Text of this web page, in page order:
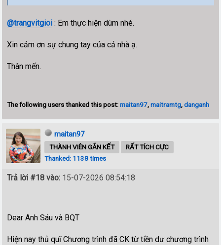
@trangvitgioi : Em thực hiện dùm nhé.
Xin cảm ơn sự chung tay của cả nhà ạ.
Thân mến.
The following users thanked this post:maitan97,maitramtg,danganh
maitan97
THÀNH VIÊN GẮN KẾT
RẤT TÍCH CỰC
Thanked: 1138 times
Trả lời #18 vào: 15-07-2026 08:54:18
Dear Anh Sáu và BQT
Hiện nay thủ quĩ Chương trình đã CK từ tiền dư chương trình